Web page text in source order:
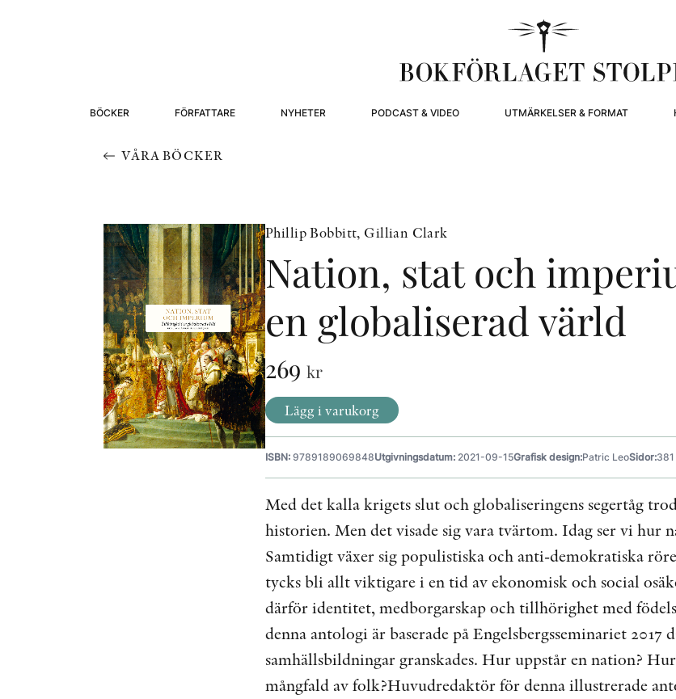
BÖCKER FÖRFATTARE NYHETER PODCAST & VIDEO UTMÄRKELSER & FORMAT
VÅRA BÖCKER
Phillip Bobbitt, Gillian Clark
Nation, stat och
en globaliserad värld
269 kr
Lägg i varukorg
ISBN: 9789189069848Utgivningsdatum: 2021-09-15Grafisk design:Patric LeoSidor:381
Med det kalla krigets slut och globaliseringens segertåg
historien. Men det visade sig vara tvärtom. Idag ser vi hur
Samtidigt växer sig populistiska och anti-demokratiska
tycks bli allt viktigare i en tid av ekonomisk och social
därför identitet, medborgarskap och tillhörighet med
denna antologi är baserade på Engelsbergsseminariet
samhällsbildningar granskades. Hur uppstår en nation?
mångfald av folk?Huvudredaktör för denna illustrerade